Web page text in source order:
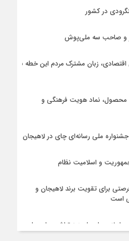
در کشور
و صاحب سه ملی‌پوش
زبان مشترک مردم این خطه با
محصول، نماد هویت فرهنگی و
ملی رسانه‌ای چای در لاهیجان
و اسلامیت نظام
برای تقویت برند لاهیجان و
است
لاهیجان یا هزینه‌تراشی برای چای